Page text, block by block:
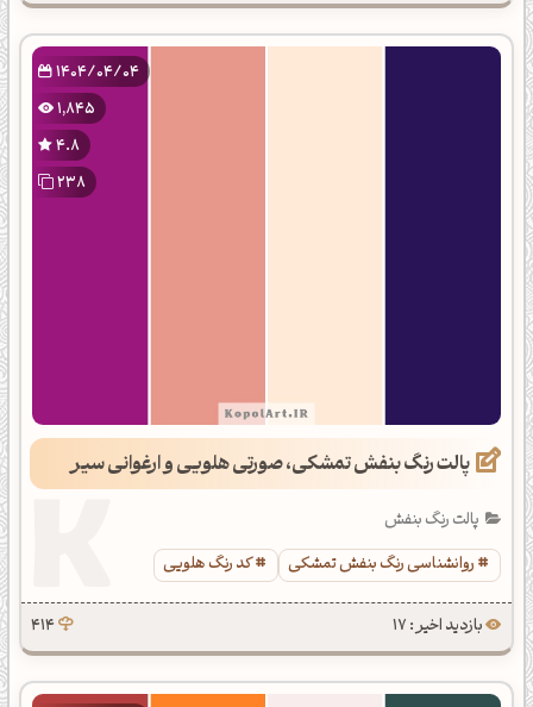
1404/04/04
1,845
4.8
238
پالت رنگ بنفش تمشکی، صورتی هلویی و ارغوانی سیر
پالت رنگ بنفش
روانشناسی رنگ بنفش تمشکی
کد رنگ هلویی
بازدید اخیر : 17 414